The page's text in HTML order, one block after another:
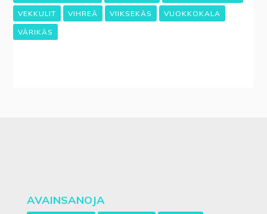
VEKKULIT VIHREÄ VIIKSEKÄS VUOKKOKALA
VÄRIKÄS
AVAINSANOJA